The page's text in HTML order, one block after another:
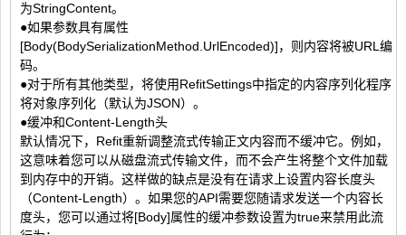
为StringContent。
●如果参数具有属性
[Body(BodySerializationMethod.UrlEncoded)]，则内容将被URL编
码。
●对于所有其他类型，将使用RefitSettings中指定的内容序列化程序
将对象序列化（默认为JSON）。
●缓冲和Content-Length头
默认情况下，Refit重新调整流式传输正文内容而不缓冲它。例如，
这意味着您可以从磁盘流式传输文件，而不会产生将整个文件加载
到内存中的开销。这样做的缺点是没有在请求上设置内容长度头
（Content-Length）。如果您的API需要您随请求发送一个内容长
度头，您可以通过将[Body]属性的缓冲参数设置为true来禁用此流